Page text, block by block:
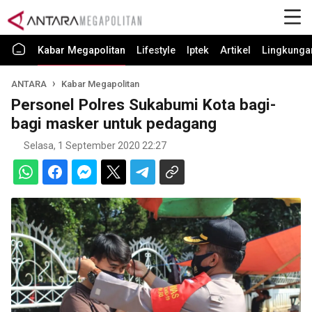
Kabar Megapolitan Lifestyle Iptek Artikel
ANTARA Kabar Megapolitan
Personel Polres Sukabumi Kota bagi-
bagi masker untuk pedagang
Selasa, 1 September 2020 22:27